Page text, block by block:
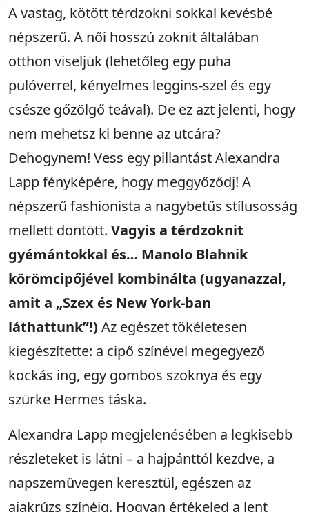
A vastag, kötött térdzokni sokkal kevésbé
népszerű. A női hosszú zoknit általában
otthon viseljük (lehetőleg egy puha
pulóverrel, kényelmes leggins-szel és egy
csésze gőzölgő teával). De ez azt jelenti, hogy
nem mehetsz ki benne az utcára?
Dehogynem! Vess egy pillantást Alexandra
Lapp fényképére, hogy meggyőződj! A
népszerű fashionista a nagybetűs stílusosság
mellett döntött. Vagyis a térdzoknit
gyémántokkal és… Manolo Blahnik
körömcipőjével kombinálta (ugyanazzal,
amit a „Szex és New York-ban
láthattunk”!) Az egészet tökéletesen
kiegészítette: a cipő színével megegyező
kockás ing, egy gombos szoknya és egy
szürke Hermes táska.
Alexandra Lapp megjelenésében a legkisebb
részleteket is látni – a hajpánttól kezdve, a
napszemüvegen keresztül, egészen az
ajakrúzs színéig. Hogyan értékeled a lent